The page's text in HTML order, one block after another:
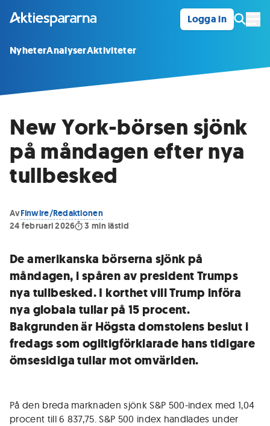
Logga in
NyheterAnalyserAktiviteter
New York-börsen sjönk
på måndagen efter nya
tullbesked
AvFinwire/Redaktionen
24 februari 2026
3 min lästid
De amerikanska börserna sjönk på
måndagen, i spåren av president Trumps
nya tullbesked. I korthet vill Trump införa
nya globala tullar på 15 procent.
Bakgrunden är Högsta domstolens beslut i
fredags som ogiltigförklarade hans tidigare
ömsesidiga tullar mot omvärlden.
På den breda marknaden sjönk S&P 500-index med 1,04
procent till 6 837,75. S&P 500 index handlades under